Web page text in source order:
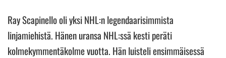
Ray Scapinello oli yksi NHL:n legendaarisimmista
linjamiehistä. Hänen uransa NHL:ssä kesti peräti
kolmekymmentäkolme vuotta. Hän luisteli ensimmäisessä